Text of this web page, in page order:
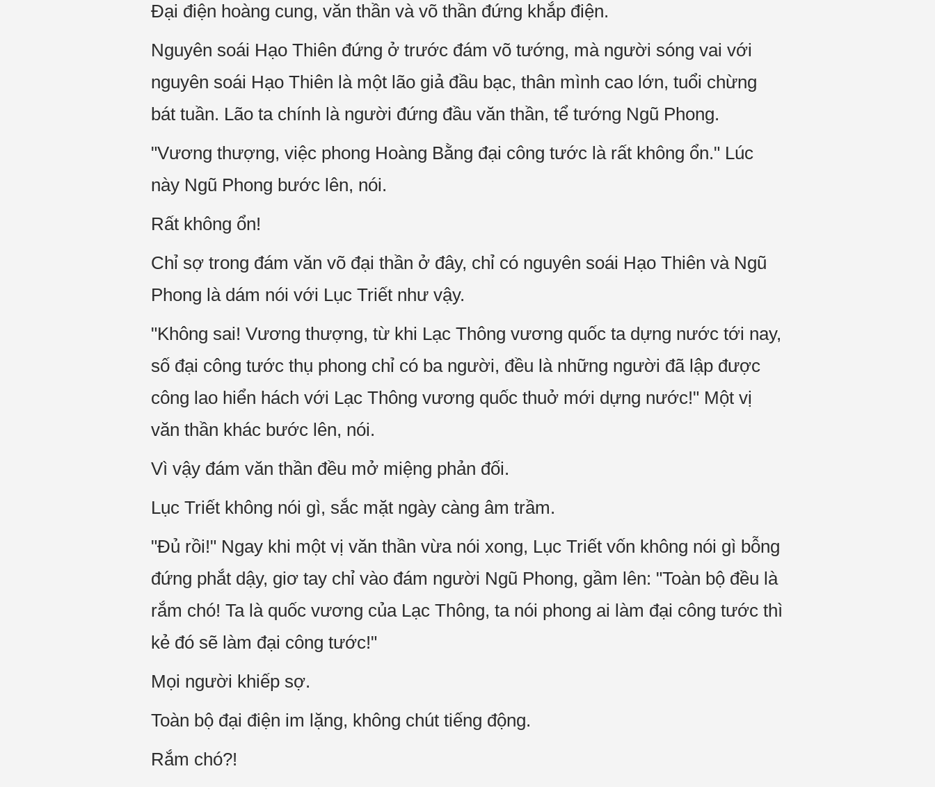
Đại điện hoàng cung, văn thần và võ thần đứng khắp điện.
Nguyên soái Hạo Thiên đứng ở trước đám võ tướng, mà người sóng vai với
nguyên soái Hạo Thiên là một lão giả đầu bạc, thân mình cao lớn, tuổi chừng
bát tuần. Lão ta chính là người đứng đầu văn thần, tể tướng Ngũ Phong.
"Vương thượng, việc phong Hoàng Bằng đại công tước là rất không ổn." Lúc
này Ngũ Phong bước lên, nói.
Rất không ổn!
Chỉ sợ trong đám văn võ đại thần ở đây, chỉ có nguyên soái Hạo Thiên và Ngũ
Phong là dám nói với Lục Triết như vậy.
"Không sai! Vương thượng, từ khi Lạc Thông vương quốc ta dựng nước tới nay,
số đại công tước thụ phong chỉ có ba người, đều là những người đã lập được
công lao hiển hách với Lạc Thông vương quốc thuở mới dựng nước!" Một vị
văn thần khác bước lên, nói.
Vì vậy đám văn thần đều mở miệng phản đối.
Lục Triết không nói gì, sắc mặt ngày càng âm trầm.
"Đủ rồi!" Ngay khi một vị văn thần vừa nói xong, Lục Triết vốn không nói gì bỗng
đứng phắt dậy, giơ tay chỉ vào đám người Ngũ Phong, gầm lên: "Toàn bộ đều là
rắm chó! Ta là quốc vương của Lạc Thông, ta nói phong ai làm đại công tước thì
kẻ đó sẽ làm đại công tước!"
Mọi người khiếp sợ.
Toàn bộ đại điện im lặng, không chút tiếng động.
Rắm chó?!